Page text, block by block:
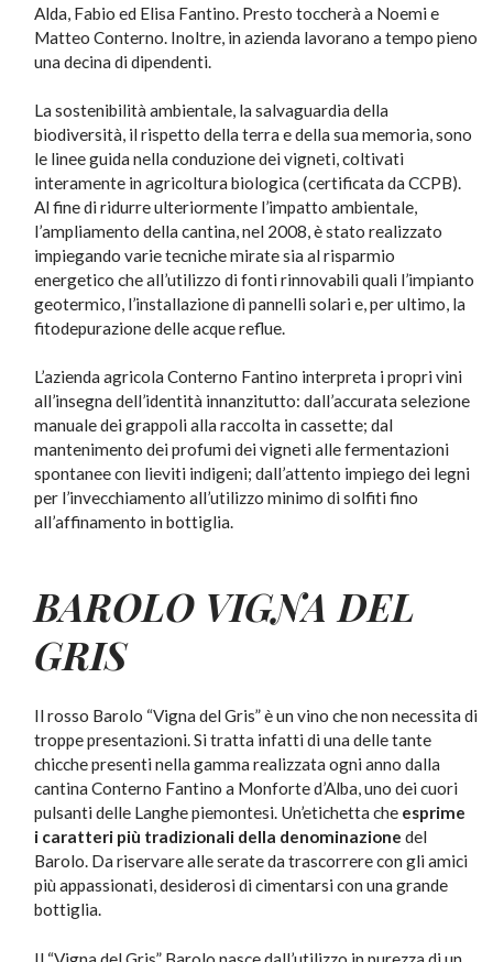
Alda, Fabio ed Elisa Fantino. Presto toccherà a Noemi e
Matteo Conterno. Inoltre, in azienda lavorano a tempo pieno
una decina di dipendenti.
La sostenibilità ambientale, la salvaguardia della
biodiversità, il rispetto della terra e della sua memoria, sono
le linee guida nella conduzione dei vigneti, coltivati
interamente in agricoltura biologica (certificata da CCPB).
Al fine di ridurre ulteriormente l’impatto ambientale,
l’ampliamento della cantina, nel 2008, è stato realizzato
impiegando varie tecniche mirate sia al risparmio
energetico che all’utilizzo di fonti rinnovabili quali l’impianto
geotermico, l’installazione di pannelli solari e, per ultimo, la
fitodepurazione delle acque reflue.
L’azienda agricola Conterno Fantino interpreta i propri vini
all’insegna dell’identità innanzitutto: dall’accurata selezione
manuale dei grappoli alla raccolta in cassette; dal
mantenimento dei profumi dei vigneti alle fermentazioni
spontanee con lieviti indigeni; dall’attento impiego dei legni
per l’invecchiamento all’utilizzo minimo di solfiti fino
all’affinamento in bottiglia.
BAROLO VIGNA DEL
GRIS
Il rosso Barolo “Vigna del Gris” è un vino che non necessita di
troppe presentazioni. Si tratta infatti di una delle tante
chicche presenti nella gamma realizzata ogni anno dalla
cantina Conterno Fantino a Monforte d’Alba, uno dei cuori
pulsanti delle Langhe piemontesi. Un’etichetta che esprime
i caratteri più tradizionali della denominazione del
Barolo. Da riservare alle serate da trascorrere con gli amici
più appassionati, desiderosi di cimentarsi con una grande
bottiglia.